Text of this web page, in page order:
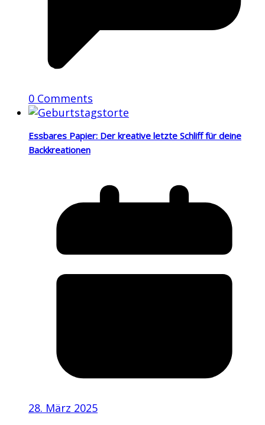
0 Comments
Essbares Papier: Der kreative letzte Schliff für deine
Backkreationen
28. März 2025